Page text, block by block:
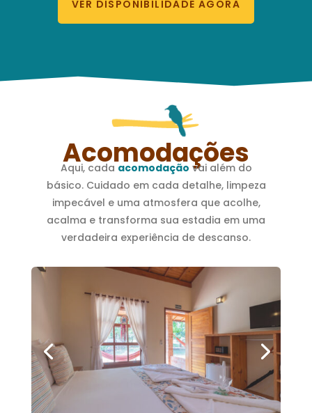
VER DISPONIBILIDADE AGORA
Acomodações
Aqui, cada acomodação vai além do
básico. Cuidado em cada detalhe, limpeza
impecável e uma atmosfera que acolhe,
acalma e transforma sua estadia em uma
verdadeira experiência de descanso.